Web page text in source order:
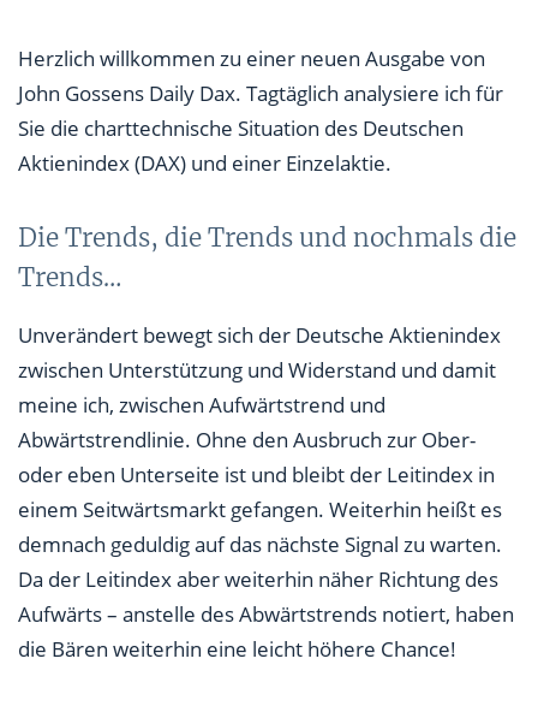
Herzlich willkommen zu einer neuen Ausgabe von
John Gossens Daily Dax. Tagtäglich analysiere ich für
Sie die charttechnische Situation des Deutschen
Aktienindex (DAX) und einer Einzelaktie.
Die Trends, die Trends und nochmals die
Trends…
Unverändert bewegt sich der Deutsche Aktienindex
zwischen Unterstützung und Widerstand und damit
meine ich, zwischen Aufwärtstrend und
Abwärtstrendlinie. Ohne den Ausbruch zur Ober-
oder eben Unterseite ist und bleibt der Leitindex in
einem Seitwärtsmarkt gefangen. Weiterhin heißt es
demnach geduldig auf das nächste Signal zu warten.
Da der Leitindex aber weiterhin näher Richtung des
Aufwärts – anstelle des Abwärtstrends notiert, haben
die Bären weiterhin eine leicht höhere Chance!